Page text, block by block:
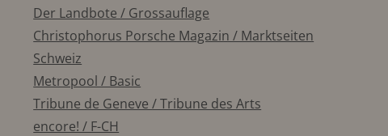
Der Landbote / Grossauflage
Christophorus Porsche Magazin / Marktseiten
Schweiz
Metropool / Basic
Tribune de Geneve / Tribune des Arts
encore! / F-CH